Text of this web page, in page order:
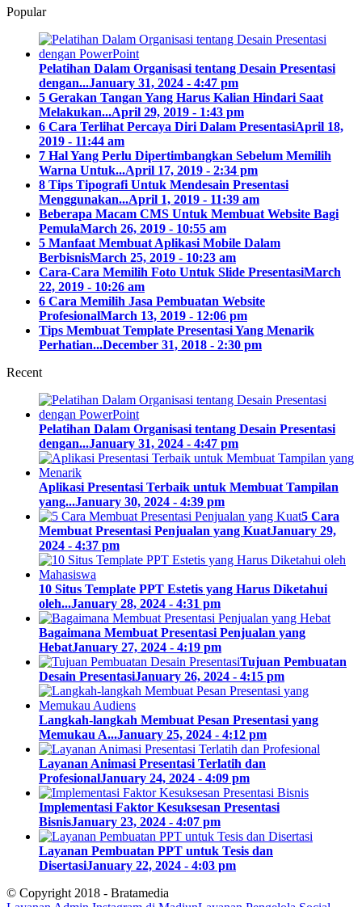
Popular
Pelatihan Dalam Organisasi tentang Desain Presentasi
dengan...January 31, 2024 - 4:47 pm
5 Gerakan Tangan Yang Harus Kalian Hindari Saat
Melakukan...April 29, 2019 - 1:43 pm
6 Cara Terlihat Percaya Diri Dalam PresentasiApril 18,
2019 - 11:44 am
7 Hal Yang Perlu Dipertimbangkan Sebelum Memilih
Warna Untuk...April 17, 2019 - 2:34 pm
8 Tips Tipografi Untuk Mendesain Presentasi
Menggunakan...April 1, 2019 - 11:39 am
Beberapa Macam CMS Untuk Membuat Website Bagi
PemulaMarch 26, 2019 - 10:55 am
5 Manfaat Membuat Aplikasi Mobile Dalam
BerbisnisMarch 25, 2019 - 10:23 am
Cara-Cara Memilih Foto Untuk Slide PresentasiMarch
22, 2019 - 10:26 am
6 Cara Memilih Jasa Pembuatan Website
ProfesionalMarch 13, 2019 - 12:06 pm
Tips Membuat Template Presentasi Yang Menarik
Perhatian...December 31, 2018 - 2:30 pm
Recent
Pelatihan Dalam Organisasi tentang Desain Presentasi
dengan...January 31, 2024 - 4:47 pm
Aplikasi Presentasi Terbaik untuk Membuat Tampilan
yang...January 30, 2024 - 4:39 pm
5 Cara
Membuat Presentasi Penjualan yang KuatJanuary 29,
2024 - 4:37 pm
10 Situs Template PPT Estetis yang Harus Diketahui
oleh...January 28, 2024 - 4:31 pm
Bagaimana Membuat Presentasi Penjualan yang
HebatJanuary 27, 2024 - 4:19 pm
Tujuan Pembuatan
Desain PresentasiJanuary 26, 2024 - 4:15 pm
Langkah-langkah Membuat Pesan Presentasi yang
Memukau A...January 25, 2024 - 4:12 pm
Layanan Animasi Presentasi Terlatih dan
ProfesionalJanuary 24, 2024 - 4:09 pm
Implementasi Faktor Kesuksesan Presentasi
BisnisJanuary 23, 2024 - 4:07 pm
Layanan Pembuatan PPT untuk Tesis dan
DisertasiJanuary 22, 2024 - 4:03 pm
© Copyright 2018 - Bratamedia